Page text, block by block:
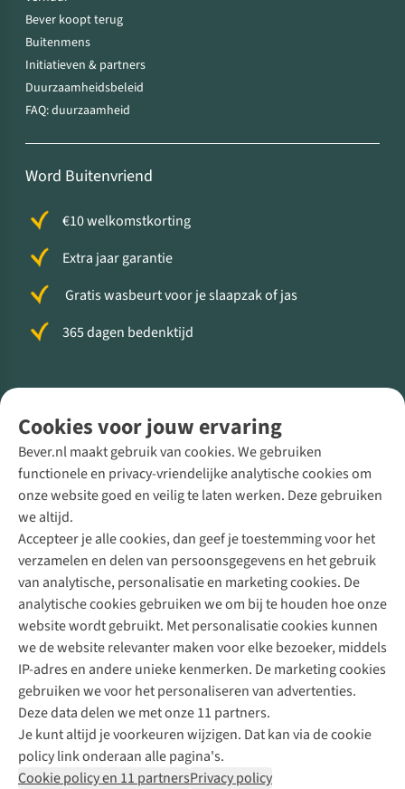
Cookies voor jouw ervaring
Bever.nl maakt gebruik van cookies. We gebruiken
functionele en privacy-vriendelijke analytische cookies om
onze website goed en veilig te laten werken. Deze gebruiken
we altijd.
Accepteer je alle cookies, dan geef je toestemming voor het
verzamelen en delen van persoonsgegevens en het gebruik
van analytische, personalisatie en marketing cookies. De
analytische cookies gebruiken we om bij te houden hoe onze
website wordt gebruikt. Met personalisatie cookies kunnen
we de website relevanter maken voor elke bezoeker, middels
IP-adres en andere unieke kenmerken. De marketing cookies
gebruiken we voor het personaliseren van advertenties.
Deze data delen we met onze 11 partners.
Je kunt altijd je voorkeuren wijzigen. Dat kan via de cookie
policy link onderaan alle pagina's.
Cookie policy en 11 partnersPrivacy policy
Bever koopt terug
Buitenmens
Initiatieven & partners
Duurzaamheidsbeleid
FAQ: duurzaamheid
Word Buitenvriend
€10 welkomstkorting
Extra jaar garantie
Gratis wasbeurt voor je slaapzak of jas
365 dagen bedenktijd
Direct advies van een Buitenexpert
+31 (0)85 888 50 88
+31 6 12 28 49 80
Contactformulier